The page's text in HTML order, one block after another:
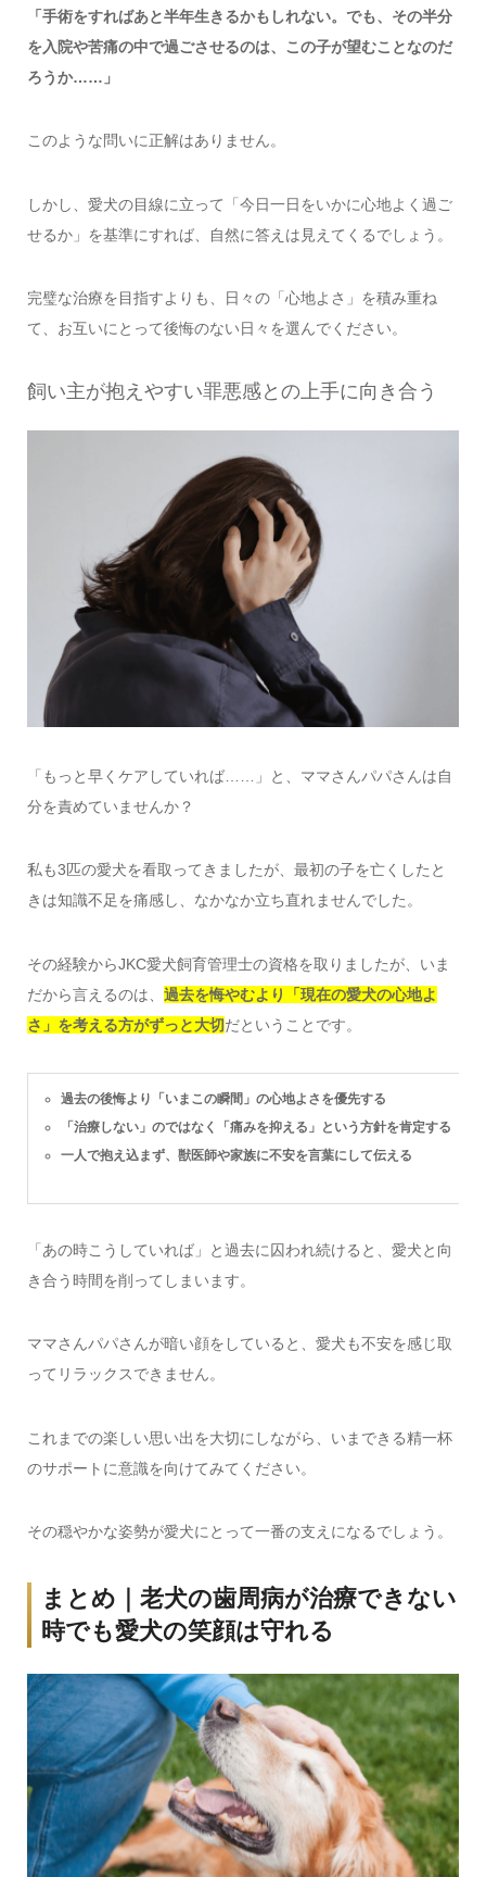
「手術をすればあと半年生きるかもしれない。でも、その半分
を入院や苦痛の中で過ごさせるのは、この子が望むことなのだ
ろうか……」
このような問いに正解はありません。
しかし、愛犬の目線に立って「今日一日をいかに心地よく過ご
せるか」を基準にすれば、自然に答えは見えてくるでしょう。
完璧な治療を目指すよりも、日々の「心地よさ」を積み重ね
て、お互いにとって後悔のない日々を選んでください。
飼い主が抱えやすい罪悪感との上手に向き合う
「もっと早くケアしていれば……」と、ママさんパパさんは自
分を責めていませんか？
私も3匹の愛犬を看取ってきましたが、最初の子を亡くしたと
きは知識不足を痛感し、なかなか立ち直れませんでした。
その経験からJKC愛犬飼育管理士の資格を取りましたが、いま
だから言えるのは、 過去を悔やむより「現在の愛犬の心地よ
さ」を考える方がずっと大切だということです。
過去の後悔より「いまこの瞬間」の心地よさを優先する
「治療しない」のではなく「痛みを抑える」という方針を肯定する
一人で抱え込まず、獣医師や家族に不安を言葉にして伝える
「あの時こうしていれば」と過去に囚われ続けると、愛犬と向
き合う時間を削ってしまいます。
ママさんパパさんが暗い顔をしていると、愛犬も不安を感じ取
ってリラックスできません。
これまでの楽しい思い出を大切にしながら、いまできる精一杯
のサポートに意識を向けてみてください。
その穏やかな姿勢が愛犬にとって一番の支えになるでしょう。
まとめ｜老犬の歯周病が治療できない
時でも愛犬の笑顔は守れる